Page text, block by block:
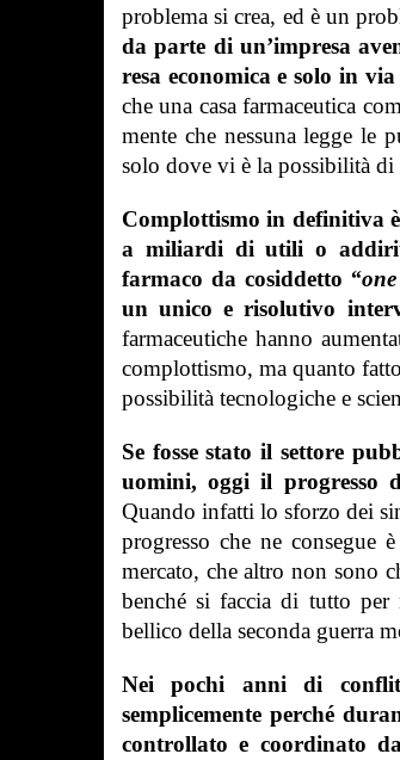
problema si crea, ed è un
da parte di un’impresa
resa economica e solo in
che una casa farmaceutica
mente che nessuna legge le
solo dove vi è la possibilità
Complottismo in definitiva
a miliardi di utili o
farmaco da cosiddetto
un unico e risolutivo
farmaceutiche hanno
complottismo, ma quanto
possibilità tecnologiche e
Se fosse stato il settore
uomini, oggi il progresso
Quando infatti lo sforzo dei
progresso che ne
mercato, che altro non sono
benché si faccia di tutto
bellico della seconda guerra
Nei pochi anni di
semplicemente perché
controllato e coordinato